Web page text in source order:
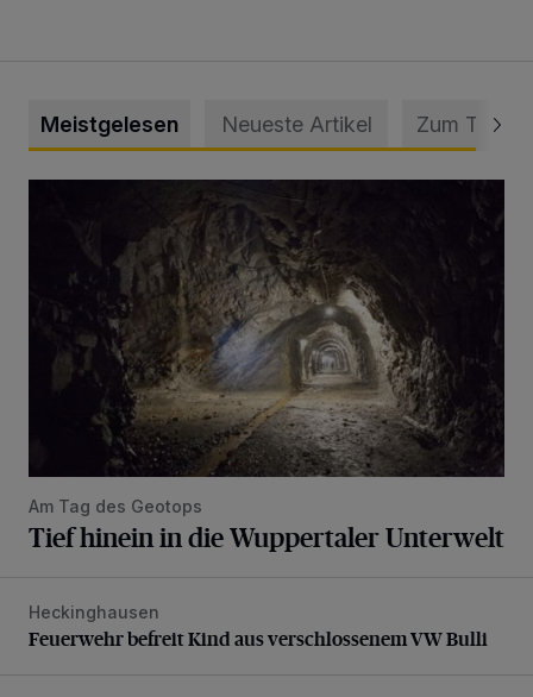
Meistgelesen Neueste Artikel Zum Thema
Am Tag des Geotops
Tief hinein in die Wuppertaler Unterwelt
Feuerwehr befreit Kind aus verschlossenem VW Bulli
Heckinghausen
Feuerwehr befreit Kind aus verschlossenem VW Bulli